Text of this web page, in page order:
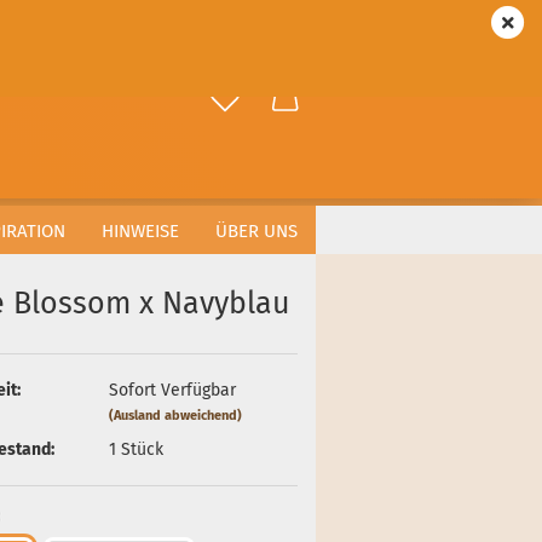
vergessen?
HINWEISE ÜBER UNS
Blossom x Navyblau
Sofort Verfügbar
(Ausland abweichend)
1 Stück